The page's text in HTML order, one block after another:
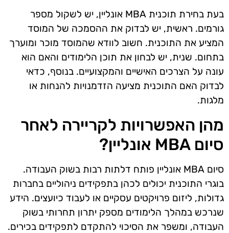
בעת בחירת תוכנית MBA אונליין, יש לשקול מספר
גורמים. ראשית, יש לבדוק את ההסמכה של המוסד
המציע את התוכנית. חשוב לוודא שהמוסד מוכר ומוערך
בתחום. שנית, יש לבחון את תוכן הלימודים והאם הוא
עונה על הצרכים האישיים והמקצועיים. בנוסף, כדאי
לבדוק האם התוכנית מציעה הזדמנויות להנחות או
מלגות.
מהן האפשרויות לקריירה לאחר
סיום MBA אונליין?
סיום MBA אונליין פותח דלתות רבות בשוק העבודה.
בוגרי התוכנית יכולים לכהן בתפקידים ניהוליים בחברות
גדולות, ליזום פרויקטים עסקיים או לעבוד כיועצים. הידע
שנרכש במהלך הלימודים מספק יתרון תחרותי בשוק
העבודה, ומשפר את הסיכוי להתקדם לתפקידים בכירים.